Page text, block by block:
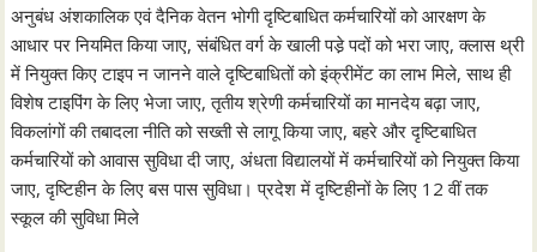
अनुबंध अंशकालिक एवं दैनिक वेतन भोगी दृष्टिबाधित कर्मचारियों को आरक्षण के
आधार पर नियमित किया जाए, संबंधित वर्ग के खाली पडे़ पदों को भरा जाए, क्लास थ्री
में नियुक्त किए टाइप न जानने वाले दृष्टिबाधितों को इंक्रीमेंट का लाभ मिले, साथ ही
विशेष टाइपिंग के लिए भेजा जाए, तृतीय श्रेणी कर्मचारियों का मानदेय बढ़ा जाए,
विकलांगों की तबादला नीति को सख्ती से लागू किया जाए, बहरे और दृष्टिबाधित
कर्मचारियों को आवास सुविधा दी जाए, अंधता विद्यालयों में कर्मचारियों को नियुक्त किया
जाए, दृष्टिहीन के लिए बस पास सुविधा। प्रदेश में दृष्टिहीनों के लिए 12 वीं तक
स्कूल की सुविधा मिले